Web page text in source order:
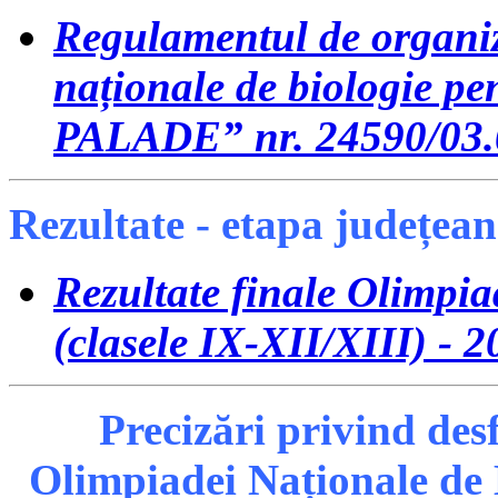
Regulamentul de
naționale de biologie
PALADE” nr. 24590/
Rezultate - etapa
Rezultate finale
(clasele IX-XII/XIII) -
Precizări privind
Olimpiadei Naționale